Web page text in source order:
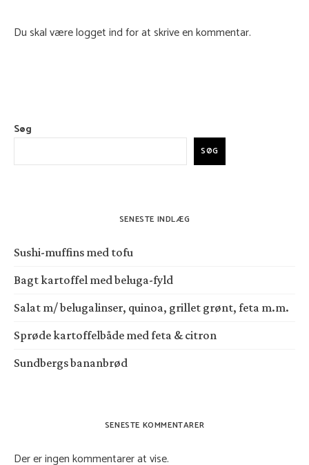
Du skal værelogget indfor at skrive en kommentar.
Søg
SØG
SENESTE INDLÆG
Sushi-muffins med tofu
Bagt kartoffel med beluga-fyld
Salat m/ belugalinser, quinoa, grillet grønt, feta m.m.
Sprøde kartoffelbåde med feta & citron
Sundbergs bananbrød
SENESTE KOMMENTARER
Der er ingen kommentarer at vise.